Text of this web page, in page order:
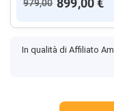
979,00
In qualità di Affiliato